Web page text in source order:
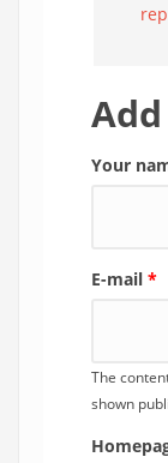
Your
E-mail *
The
shown